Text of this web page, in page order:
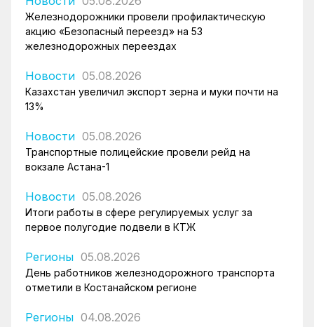
Железнодорожники провели профилактическую
акцию «Безопасный переезд» на 53
железнодорожных переездах
Новости 05.08.2026
Казахстан увеличил экспорт зерна и муки почти на
13%
Новости 05.08.2026
Транспортные полицейские провели рейд на
вокзале Астана-1
Новости 05.08.2026
Итоги работы в сфере регулируемых услуг за
первое полугодие подвели в КТЖ
Регионы 05.08.2026
День работников железнодорожного транспорта
отметили в Костанайском регионе
Регионы 04.08.2026